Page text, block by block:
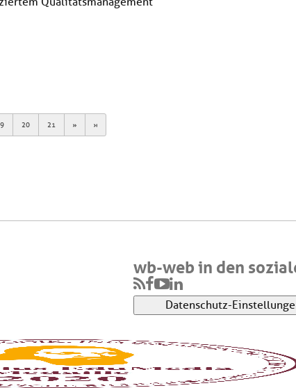
20 21 Next Last
wb-web in den
Datenschutz-